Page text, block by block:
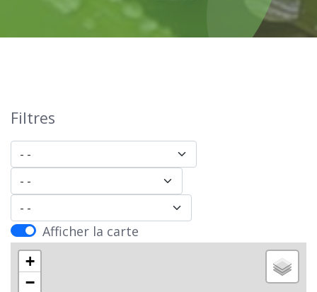
Filtres
Afficher la carte
+
−